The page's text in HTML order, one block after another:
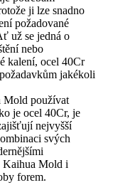
ji lze snadno
požadované
už se jedná o
nebo
kalení, ocel 40Cr
jakékoli
Mold používat
je ocel 40Cr, je
nejvyšší
svých
Kaihua Mold i
forem.